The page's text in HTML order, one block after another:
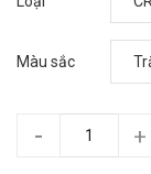
Màu sắc
- +